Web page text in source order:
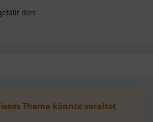
dies
Thema könnte veraltet